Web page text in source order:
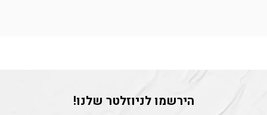
הירשמו לניוזלטר שלנו!